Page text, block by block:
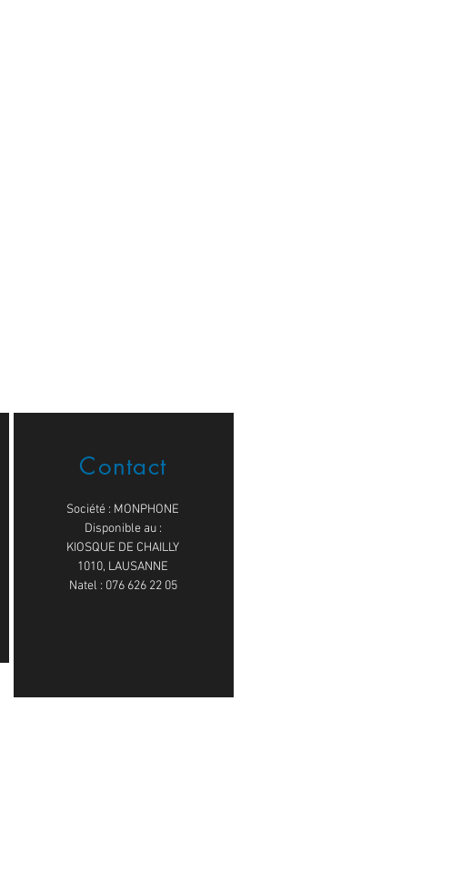
Contact
Société : MONPHONE
Disponible au :
KIOSQUE DE CHAILLY
1010, LAUSANNE
Natel : 076 626 22 05